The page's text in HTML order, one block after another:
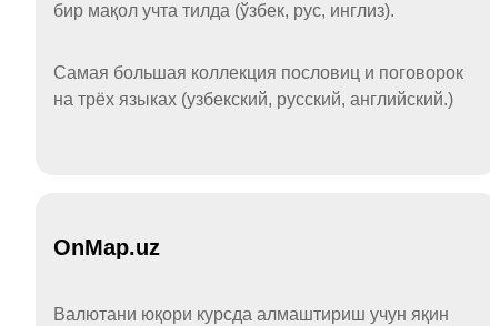
бир мақол учта тилда (ўзбек, рус, инглиз).
Самая большая коллекция пословиц и поговорок
на трёх языках (узбекский, русский, английский.)
OnMap.uz
Валютани юқори курсда алмаштириш учун яқин